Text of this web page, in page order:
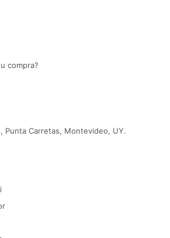
compra?
Punta Carretas, Montevideo, UY.